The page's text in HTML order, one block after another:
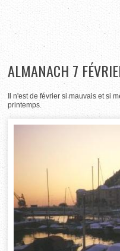
ALMANACH 7
Il n'est de février si mauvais et si
printemps.